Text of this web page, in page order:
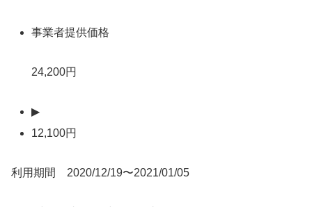
事業者提供価格
24,200円
▶
12,100円
利用期間 2020/12/19〜2021/01/05